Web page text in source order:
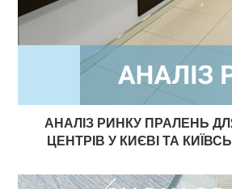
АНАЛІЗ РИНКУ ПРАЛЕНЬ
ЦЕНТРІВ У КИЄВІ ТА